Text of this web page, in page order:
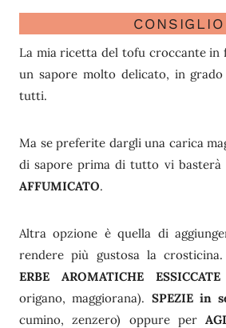
CONSIGLIO
La mia ricetta del tofu croccante in
un sapore molto delicato, in
tutti.
Ma se preferite dargli una carica
di sapore prima di tutto vi basterà
AFFUMICATO.
Altra opzione è quella di
rendere più gustosa la
ERBE AROMATICHE ESSICCATE
origano, maggiorana). SPEZIE in
cumino, zenzero) oppure per